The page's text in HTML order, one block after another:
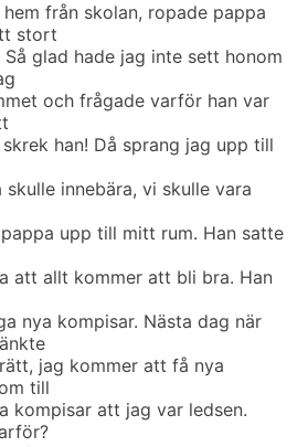
från skolan, ropade pappa
stort
glad hade jag inte sett honom
och frågade varför han var
han! Då sprang jag upp till
innebära, vi skulle vara
upp till mitt rum. Han satte
att allt kommer att bli bra. Han
nya kompisar. Nästa dag när
jag kommer att få nya
till
kompisar att jag var ledsen.